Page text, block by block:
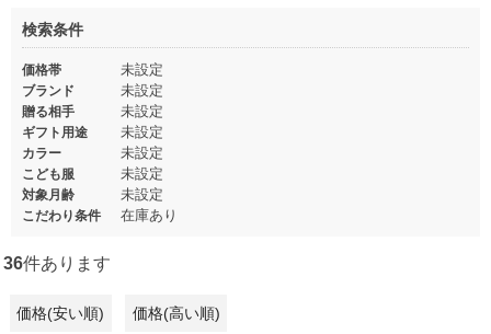
検索条件
価格帯 未設定
ブランド 未設定
贈る相手 未設定
ギフト用途 未設定
カラー 未設定
こども服 未設定
対象月齢 未設定
こだわり条件 在庫あり
36件あります
価格(安い順) 価格(高い順)